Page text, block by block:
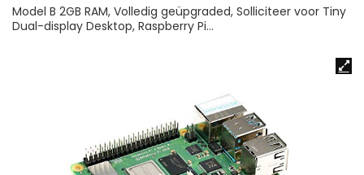
Model B 2GB RAM, Volledig geüpgraded, Solliciteer voor Tiny
Dual-display Desktop, Raspberry Pi…